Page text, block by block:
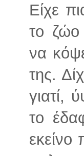
Είχε
το ζώο
να
της.
γιατί,
το
εκείνο